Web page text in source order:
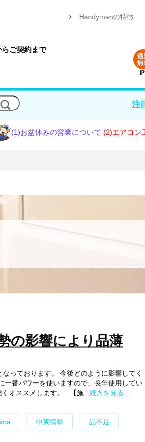
ご契約まで
Handymanの特徴
注
みの営業について(2)エアコン工事やエア
の影響により品薄
っております。 今後どのように影響してく
一番パワーを使いますので、長年使用してい
オススメします。 【施... 続きを見る
中東情勢 品不足